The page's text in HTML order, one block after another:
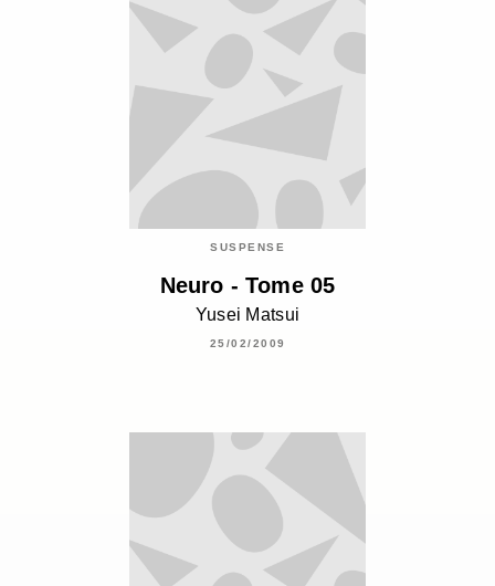
SUSPENSE
Neuro - Tome 05
Yusei Matsui
25/02/2009